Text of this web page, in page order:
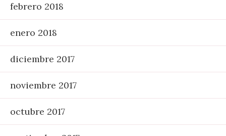
febrero 2018
enero 2018
diciembre 2017
noviembre 2017
octubre 2017